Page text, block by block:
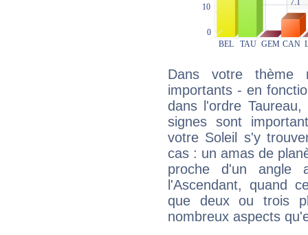
Dans votre thème
importants - en
dans l'ordre
signes sont
votre Soleil s'y
cas : un amas de
proche d'un
l'Ascendant, quand
que deux ou trois
nombreux aspects